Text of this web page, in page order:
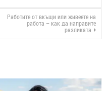
Работите от вкъщи или живеете на
работа – как да направите
разликата